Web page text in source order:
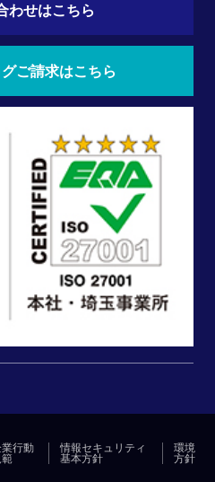
わせはこちら
ご請求はこちら
業行動
情報セキュリティ
基本方針
環境
方針